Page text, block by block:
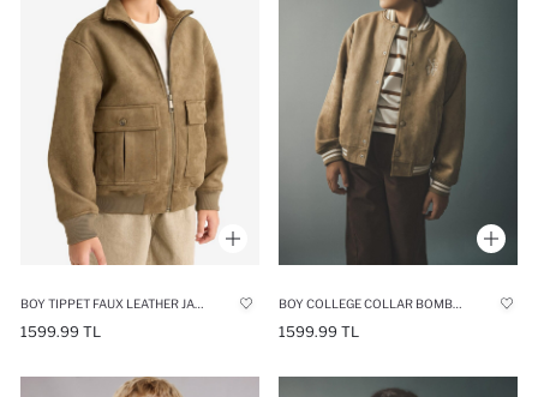
1599.99 TL 1599.99 TL